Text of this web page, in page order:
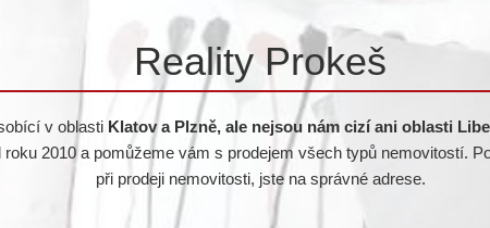
Reality Prokeš
v oblasti Klatov a Plzně, ale nejsou nám cizí ani oblasti
2010 a pomůžeme vám s prodejem všech typů nemovitostí.
při prodeji nemovitosti, jste na správné adrese.